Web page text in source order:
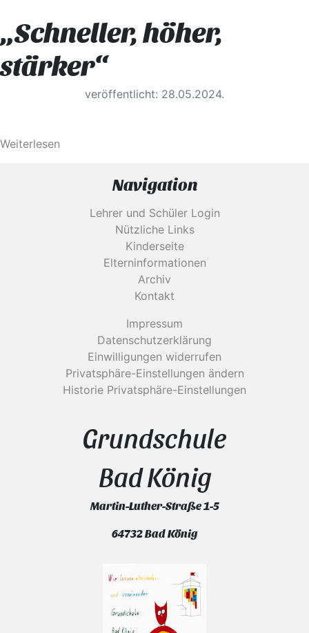
„Schneller, höher,
stärker“
veröffentlicht: 28.05.2024.
Weiterlesen
Navigation
Lehrer und Schüler Login
Nützliche Links
Kinderseite
Elterninformationen
Archiv
Kontakt
Impressum
Datenschutzerklärung
Einwilligungen widerrufen
Privatsphäre-Einstellungen ändern
Historie Privatsphäre-Einstellungen
Grundschule
Bad König
Martin-Luther-Straße 1-5
64732 Bad König